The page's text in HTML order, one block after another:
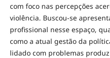
com foco nas percepções
violência. Buscou-se
profissional nesse espaço,
como a atual gestão da
lidado com problemas